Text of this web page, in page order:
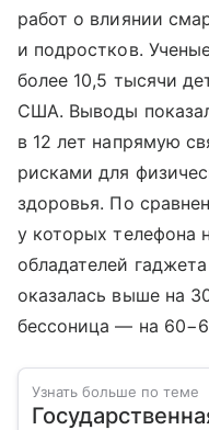
работ о влиянии
и подростков.
более 10,5 тысячи
США. Выводы
в 12 лет напрямую
рисками для
здоровья. По
у которых телефона
обладателей
оказалась выше на
бессоница — на
Узнать больше по теме